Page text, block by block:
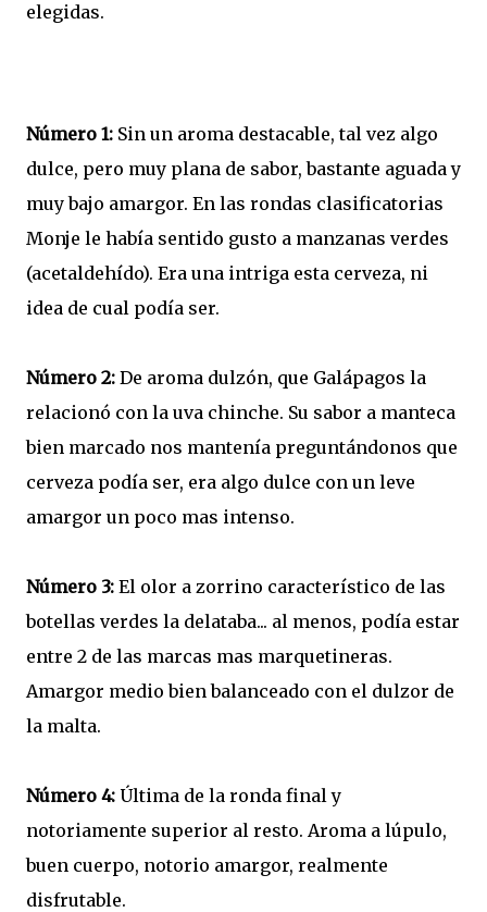
elegidas.
Número 1: Sin un aroma destacable, tal vez algo
dulce, pero muy plana de sabor, bastante aguada y
muy bajo amargor. En las rondas clasificatorias
Monje le había sentido gusto a manzanas verdes
(acetaldehído). Era una intriga esta cerveza, ni
idea de cual podía ser.
Número 2: De aroma dulzón, que Galápagos la
relacionó con la uva chinche. Su sabor a manteca
bien marcado nos mantenía preguntándonos que
cerveza podía ser, era algo dulce con un leve
amargor un poco mas intenso.
Número 3: El olor a zorrino característico de las
botellas verdes la delataba... al menos, podía estar
entre 2 de las marcas mas marquetineras.
Amargor medio bien balanceado con el dulzor de
la malta.
Número 4: Última de la ronda final y
notoriamente superior al resto. Aroma a lúpulo,
buen cuerpo, notorio amargor, realmente
disfrutable.